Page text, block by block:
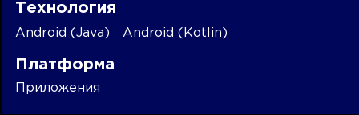
Технология
Android (Java) Android (Kotlin)
Платформа
Приложения